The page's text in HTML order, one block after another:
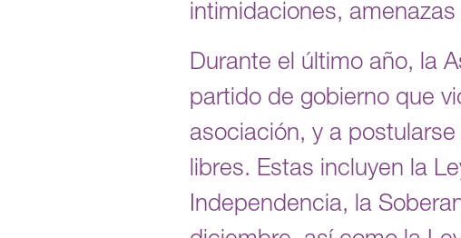
intimidaciones,
Durante el último año, la
partido de gobierno que
asociación, y a
libres. Estas incluyen la
Independencia, la